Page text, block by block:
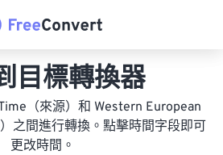
目標轉換器
（來源）和 Western European
之間進行轉換。點擊時間字段即可
更改時間。